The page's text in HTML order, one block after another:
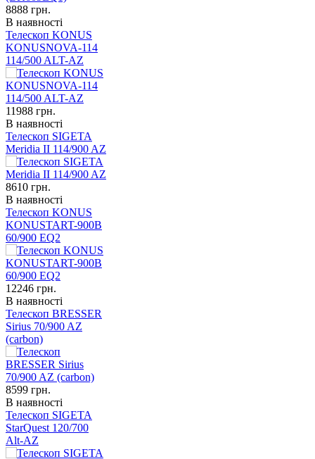
8888 грн.
В наявності
Телескоп KONUS
KONUSNOVA-114
114/500 ALT-AZ
11988 грн.
В наявності
Телескоп SIGETA
Meridia II 114/900 AZ
8610 грн.
В наявності
Телескоп KONUS
KONUSTART-900B
60/900 EQ2
12246 грн.
В наявності
Телескоп BRESSER
Sirius 70/900 AZ
(carbon)
8599 грн.
В наявності
Телескоп SIGETA
StarQuest 120/700
Alt-AZ